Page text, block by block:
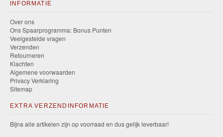
INFORMATIE
Over ons
Ons Spaarprogramma: Bonus Punten
Veelgestelde vragen
Verzenden
Retourneren
Klachten
Algemene voorwaarden
Privacy Verklaring
Sitemap
EXTRA VERZENDINFORMATIE
Bijna alle artikelen zijn op voorraad en dus gelijk leverbaar!